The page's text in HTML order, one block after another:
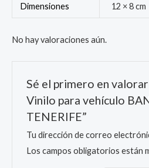
Dimensiones 12 × 8 cm
No hay valoraciones aún.
Sé el primero en
Vinilo para vehículo
TENERIFE”
Tu dirección de correo
Los campos obligatorios están